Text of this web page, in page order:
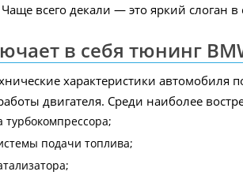
всего декали — это яркий слоган
в себя тюнинг
характеристики
двигателя. Среди наиболее
турбокомпрессора;
подачи топлива;